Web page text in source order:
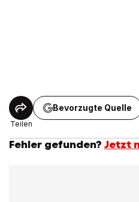
Teilen
Bevorzugte Quelle
Fehler gefunden? Jetzt